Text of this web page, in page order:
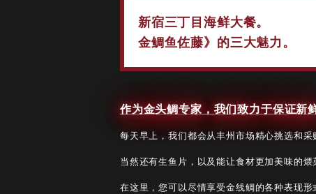
新宿三丁目海鲜大餐。
金鲷鱼佐藤》的三大魅力。
作为金头鲷专家，我们致力于保证新鲜
每天早上，我们都会从丰州市场精心挑选和采
当然还有生鱼片，以及能让食材更加美味的
在这里，您可以尽情享受金线鲷的各种表现形